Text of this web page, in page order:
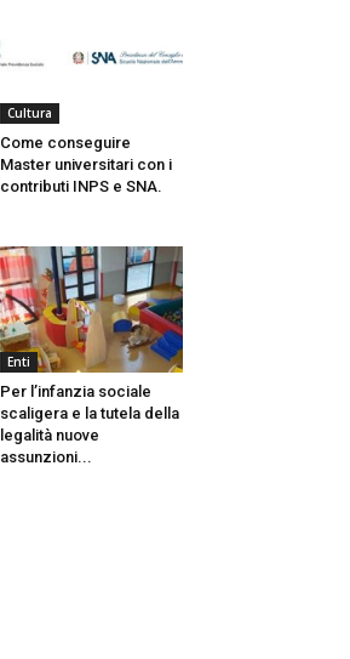
Cultura
Come conseguire
Master universitari con i
contributi INPS e SNA.
Enti
Per l’infanzia sociale
scaligera e la tutela della
legalità nuove
assunzioni...